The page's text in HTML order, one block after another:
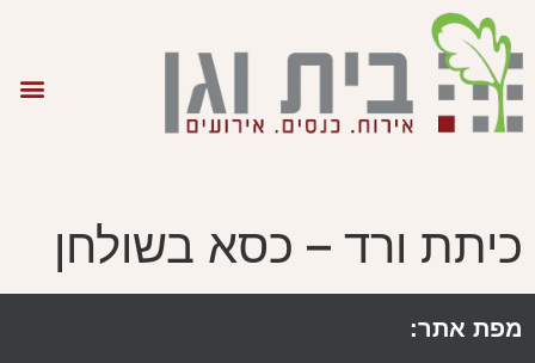
כיתת ורד – כסא בשולחן
מפת אתר: